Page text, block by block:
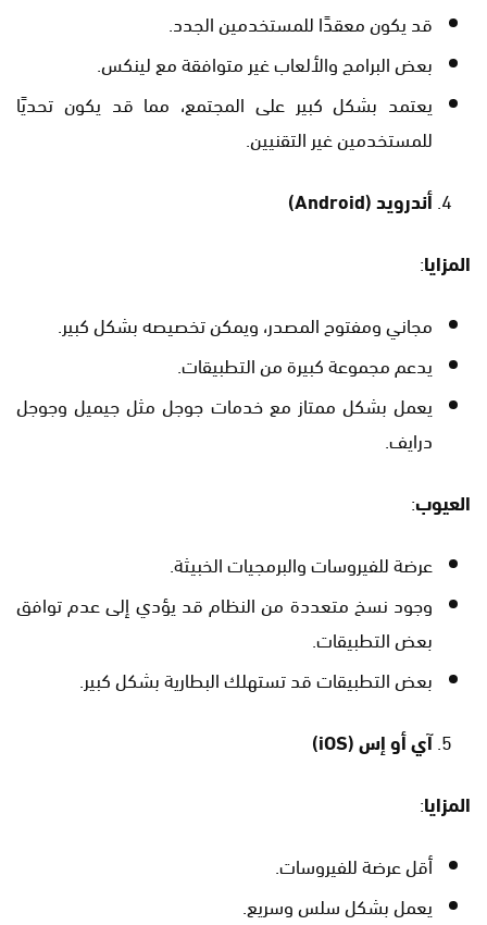
قد يكون معقدًا للمستخدمين الجدد.
بعض البرامج والألعاب غير متوافقة مع لينكس.
يعتمد بشكل كبير على المجتمع، مما قد يكون تحديًا
للمستخدمين غير التقنيين.
أندرويد(Android)
المزايا:
مجاني ومفتوح المصدر، ويمكن تخصيصه بشكل كبير.
يدعم مجموعة كبيرة من التطبيقات.
يعمل بشكل ممتاز مع خدمات جوجل مثل جيميل وجوجل
درايف.
العيوب:
عرضة للفيروسات والبرمجيات الخبيثة.
وجود نسخ متعددة من النظام قد يؤدي إلى عدم توافق
بعض التطبيقات.
بعض التطبيقات قد تستهلك البطارية بشكل كبير.
آي أو إس(iOS)
المزايا:
أقل عرضة للفيروسات.
يعمل بشكل سلس وسريع.